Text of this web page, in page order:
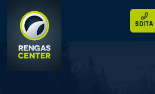
SOITA